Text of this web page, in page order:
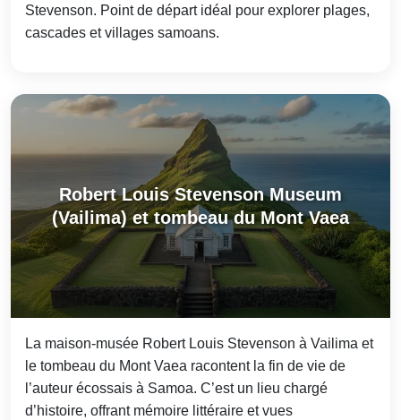
Stevenson. Point de départ idéal pour explorer plages,
cascades et villages samoans.
Robert Louis Stevenson Museum
(Vailima) et tombeau du Mont Vaea
La maison-musée Robert Louis Stevenson à Vailima et
le tombeau du Mont Vaea racontent la fin de vie de
l’auteur écossais à Samoa. C’est un lieu chargé
d’histoire, offrant mémoire littéraire et vues